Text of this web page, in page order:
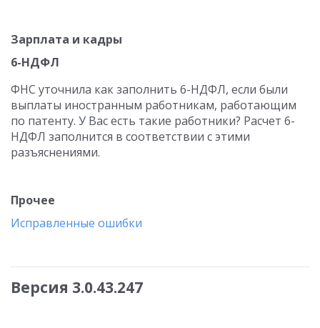
Зарплата и кадры
6-НДФЛ
ФНС уточнила как заполнить 6-НДФЛ, если были
выплаты иностранным работникам, работающим
по патенту. У Вас есть такие работники? Расчет 6-
НДФЛ заполнится в соответствии с этими
разъяснениями.
Прочее
Исправленные ошибки
Версия 3.0.43.247